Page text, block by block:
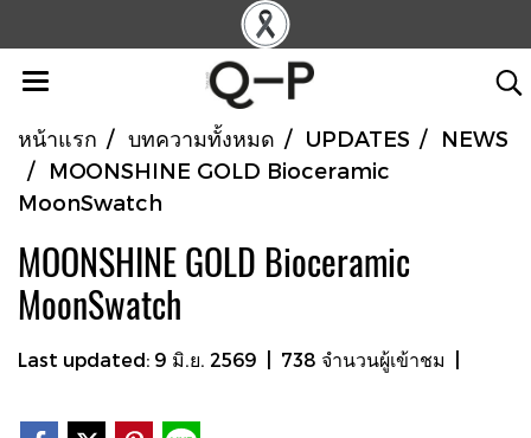
หน้าแรก บทความทั้งหมด UPDATES
NEWS
MOONSHINE GOLD Bioceramic
MoonSwatch
MOONSHINE GOLD Bioceramic
MoonSwatch
Last updated: 9 มิ.ย. 2569 738 จำนวนผู้เข้าชม